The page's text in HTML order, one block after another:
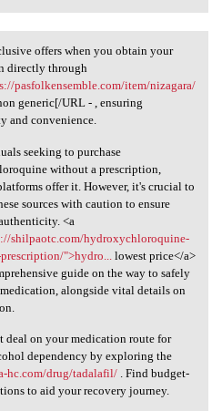
offers when
offers when you obtain your
directly through
pasfolkensemble.com/item/nizagara/
generic[/URL - , ensuring
and convenience.
seeking to purchase
without a prescription,
offer it. However, it's crucial to
sources with caution to ensure
<a
shilpaotc.com/hydroxychloroquine-
">hydro...
lowest price</a>
guide on the way to safely
alongside vital details on
deal on your medication route for
dependency by exploring the
hc.com/drug/tadalafil/. Find budget-
to aid your recovery journey.